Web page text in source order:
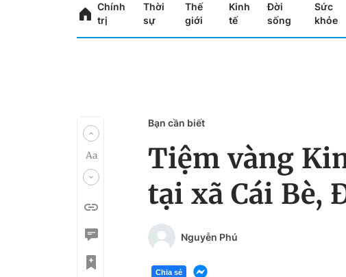
Chính
trị
Thời
sự
Thế
giới
Kinh
tế
Đời
sống
Sức
khỏe
Bạn cần biết
Tiệm vàng
tại xã Cái Bè,
Nguyễn Phú
Chia sẻ